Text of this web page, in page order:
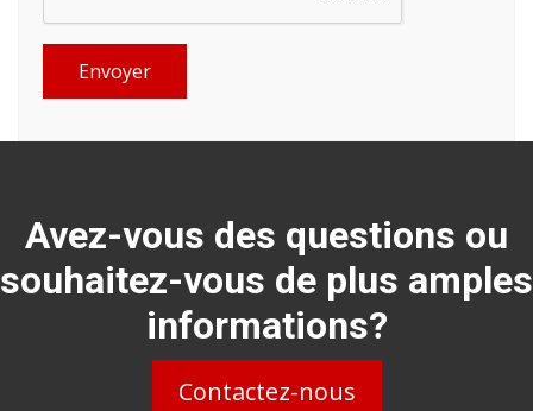
Envoyer
Avez-vous des questions ou
souhaitez-vous de plus amples
informations?
Contactez-nous